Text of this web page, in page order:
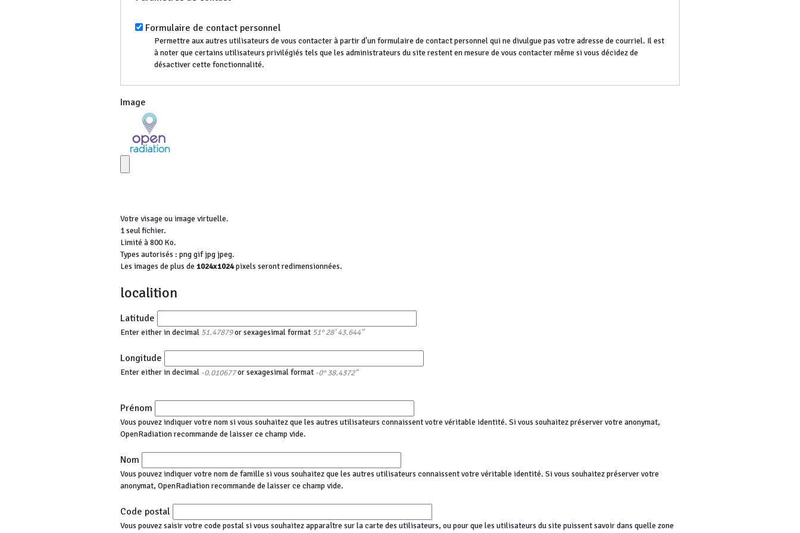
Formulaire de contact personnel
Permettre aux autres utilisateurs de vous contacter à partir d'un formulaire de contact personnel qui ne divulgue pas votre adresse de courriel. Il est
à noter que certains utilisateurs privilégiés tels que les administrateurs du site restent en mesure de vous contacter même si vous décidez de
désactiver cette fonctionnalité.
Image
Votre visage ou image virtuelle.
1 seul fichier.
Limité à 800 Ko.
Types autorisés : png gif jpg jpeg.
Les images de plus de 1024x1024pixels seront redimensionnées.
localition
Latitude
Enter either in decimal 51.47879or sexagesimal format 51° 28' 43.644"
Longitude
Enter either in decimal -0.010677or sexagesimal format -0° 38.4372"
Prénom
Vous pouvez indiquer votre nom si vous souhaitez que les autres utilisateurs connaissent votre véritable identité. Si vous souhaitez préserver votre anonymat,
OpenRadiation recommande de laisser ce champ vide.
Nom
Vous pouvez indiquer votre nom de famille si vous souhaitez que les autres utilisateurs connaissent votre véritable identité. Si vous souhaitez préserver votre
anonymat, OpenRadiation recommande de laisser ce champ vide.
Code postal
Vous pouvez saisir votre code postal si vous souhaitez apparaître sur la carte des utilisateurs, ou pour que les utilisateurs du site puissent savoir dans quelle zone